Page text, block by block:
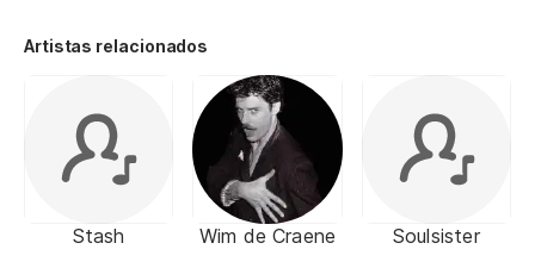
Artistas relacionados
Stash Wim de Craene Soulsister